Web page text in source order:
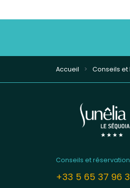
Accueil Conseils
Conseils et
+33 5 65 37 96